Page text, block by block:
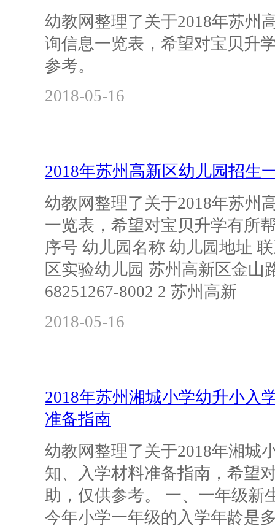
幼教网整理了关于2018年苏州
询信息一览表，希望对宝贝升
参考。
2018-05-16
2018年苏州高新区幼儿园招生
幼教网整理了关于2018年苏州
一览表，希望对宝贝升学有所
序号 幼儿园名称 幼儿园地址
区实验幼儿园 苏州高新区金山
68251267-8002 2 苏州高新
2018-05-16
2018年苏州湘城小学幼升小入
准备指南
幼教网整理了关于2018年湘城
知、入学材料准备指南，希望
助，仅供参考。 一、一年级新
今年小学一年级的入学年龄是